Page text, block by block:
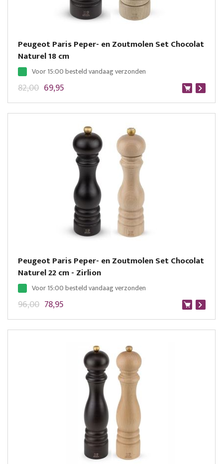
Peugeot Paris Peper- en Zoutmolen Set Chocolat
Naturel 18 cm
Voor 15:00 besteld vandaag verzonden
69,95
82,00
Peugeot Paris Peper- en Zoutmolen Set Chocolat
Naturel 22 cm - Zirlion
Voor 15:00 besteld vandaag verzonden
78,95
96,00